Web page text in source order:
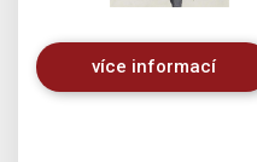
více informací